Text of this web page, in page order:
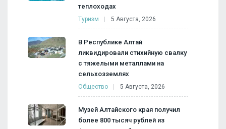
теплоходах
Туризм 5 Августа, 2026
В Республике Алтай
ликвидировали стихийную свалку
с тяжелыми металлами на
сельхозземлях
Общество 5 Августа, 2026
Музей Алтайского края получил
более 800 тысяч рублей из